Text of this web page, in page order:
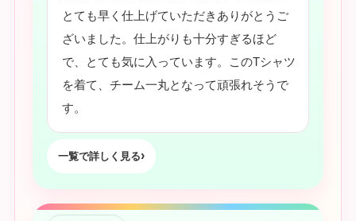
とても早く仕上げていただきありがとうご
ざいました。仕上がりも十分すぎるほど
で、とても気に入っています。このTシャツ
を着て、チーム一丸となって頑張れそうで
す。
一覧で詳しく見る